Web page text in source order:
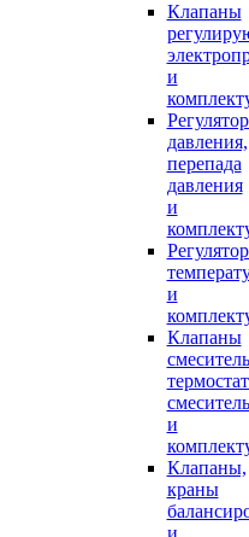
Клапаны
и
давления,
перепада
давления
и
и
Клапаны
и
Клапаны,
краны
и